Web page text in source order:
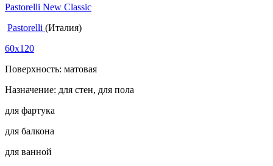
Pastorelli New Classic
Pastorelli (Италия)
60x120
Поверхность: матовая
Назначение: для стен, для пола
для фартука
для балкона
для ванной